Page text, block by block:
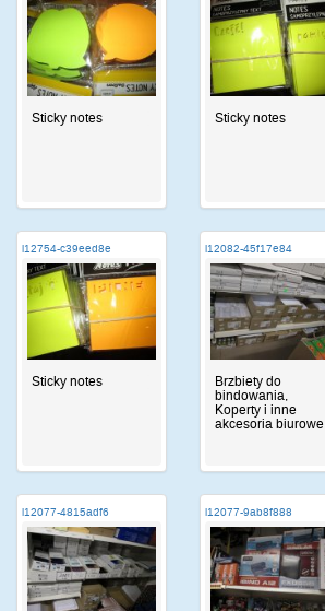
Sticky notes Sticky notes
i12754-c39eed8e
Sticky notes
i12082-45f17e84
Brzbiety do
bindowania,
Koperty i inne
akcesoria biurowe
i12077-4815adf6 i12077-9ab8f888